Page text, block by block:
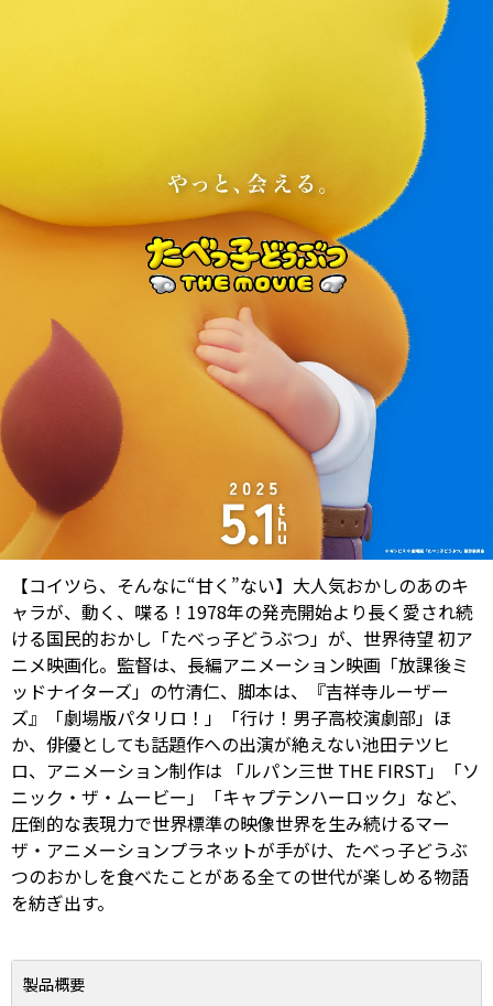
【コイツら、そんなに“甘く”ない】大人気おかしのあのキ
ャラが、動く、喋る！1978年の発売開始より長く愛され続
ける国民的おかし「たべっ子どうぶつ」が、世界待望 初ア
ニメ映画化。監督は、長編アニメーション映画「放課後ミ
ッドナイターズ」の竹清仁、脚本は、『吉祥寺ルーザー
ズ』「劇場版パタリロ！」「行け！男子高校演劇部」ほ
か、俳優としても話題作への出演が絶えない池田テツヒ
ロ、アニメーション制作は 「ルパン三世 THE FIRST」「ソ
ニック・ザ・ムービー」「キャプテンハーロック」など、
圧倒的な表現力で世界標準の映像世界を生み続けるマー
ザ・アニメーションプラネットが手がけ、たべっ子どうぶ
つのおかしを食べたことがある全ての世代が楽しめる物語
を紡ぎ出す。
製品概要